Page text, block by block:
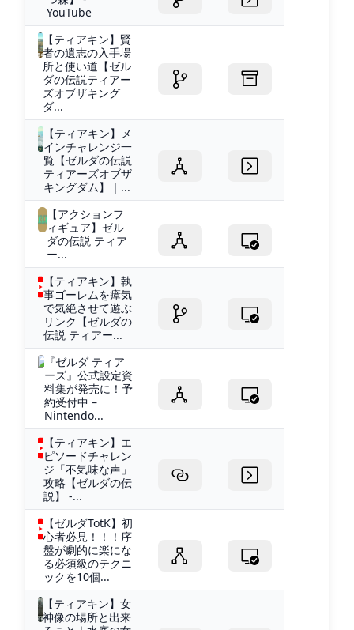
YouTube
【ティアキン】賢
者の遺志の入手場
所と使い道【ゼル
ダの伝説ティアー
ズオブザキング
ダ...
【ティアキン】メ
インチャレンジ一
覧【ゼルダの伝説
ティアーズオブザ
キングダム】｜...
【アクションフ
ィギュア】ゼル
ダの伝説 ティア
ー...
【ティアキン】執
事ゴーレムを瘴気
で気絶させて遊ぶ
リンク【ゼルダの
伝説 ティアー...
『ゼルダ ティア
ーズ』公式設定資
料集が発売に！予
約受付中 –
Nintendo...
【ティアキン】エ
ピソードチャレン
ジ「不気味な声」
攻略【ゼルダの伝
説】 -...
【ゼルダTotK】初
心者必見！！！序
盤が劇的に楽にな
る必須級のテクニ
ックを10個...
【ティアキン】女
神像の場所と出来